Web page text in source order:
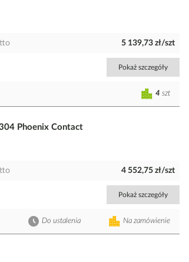
5 139,73 zł/szt
Pokaż szczegóły
4 szt
Phoenix Contact
4 552,75 zł/szt
Pokaż szczegóły
Na zamówienie
Do ustalenia